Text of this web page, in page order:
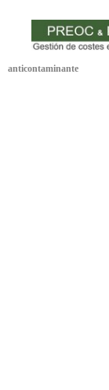
anticontaminante